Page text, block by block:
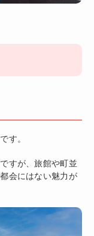
す。
すが、旅館や町並
会にはない魅力が